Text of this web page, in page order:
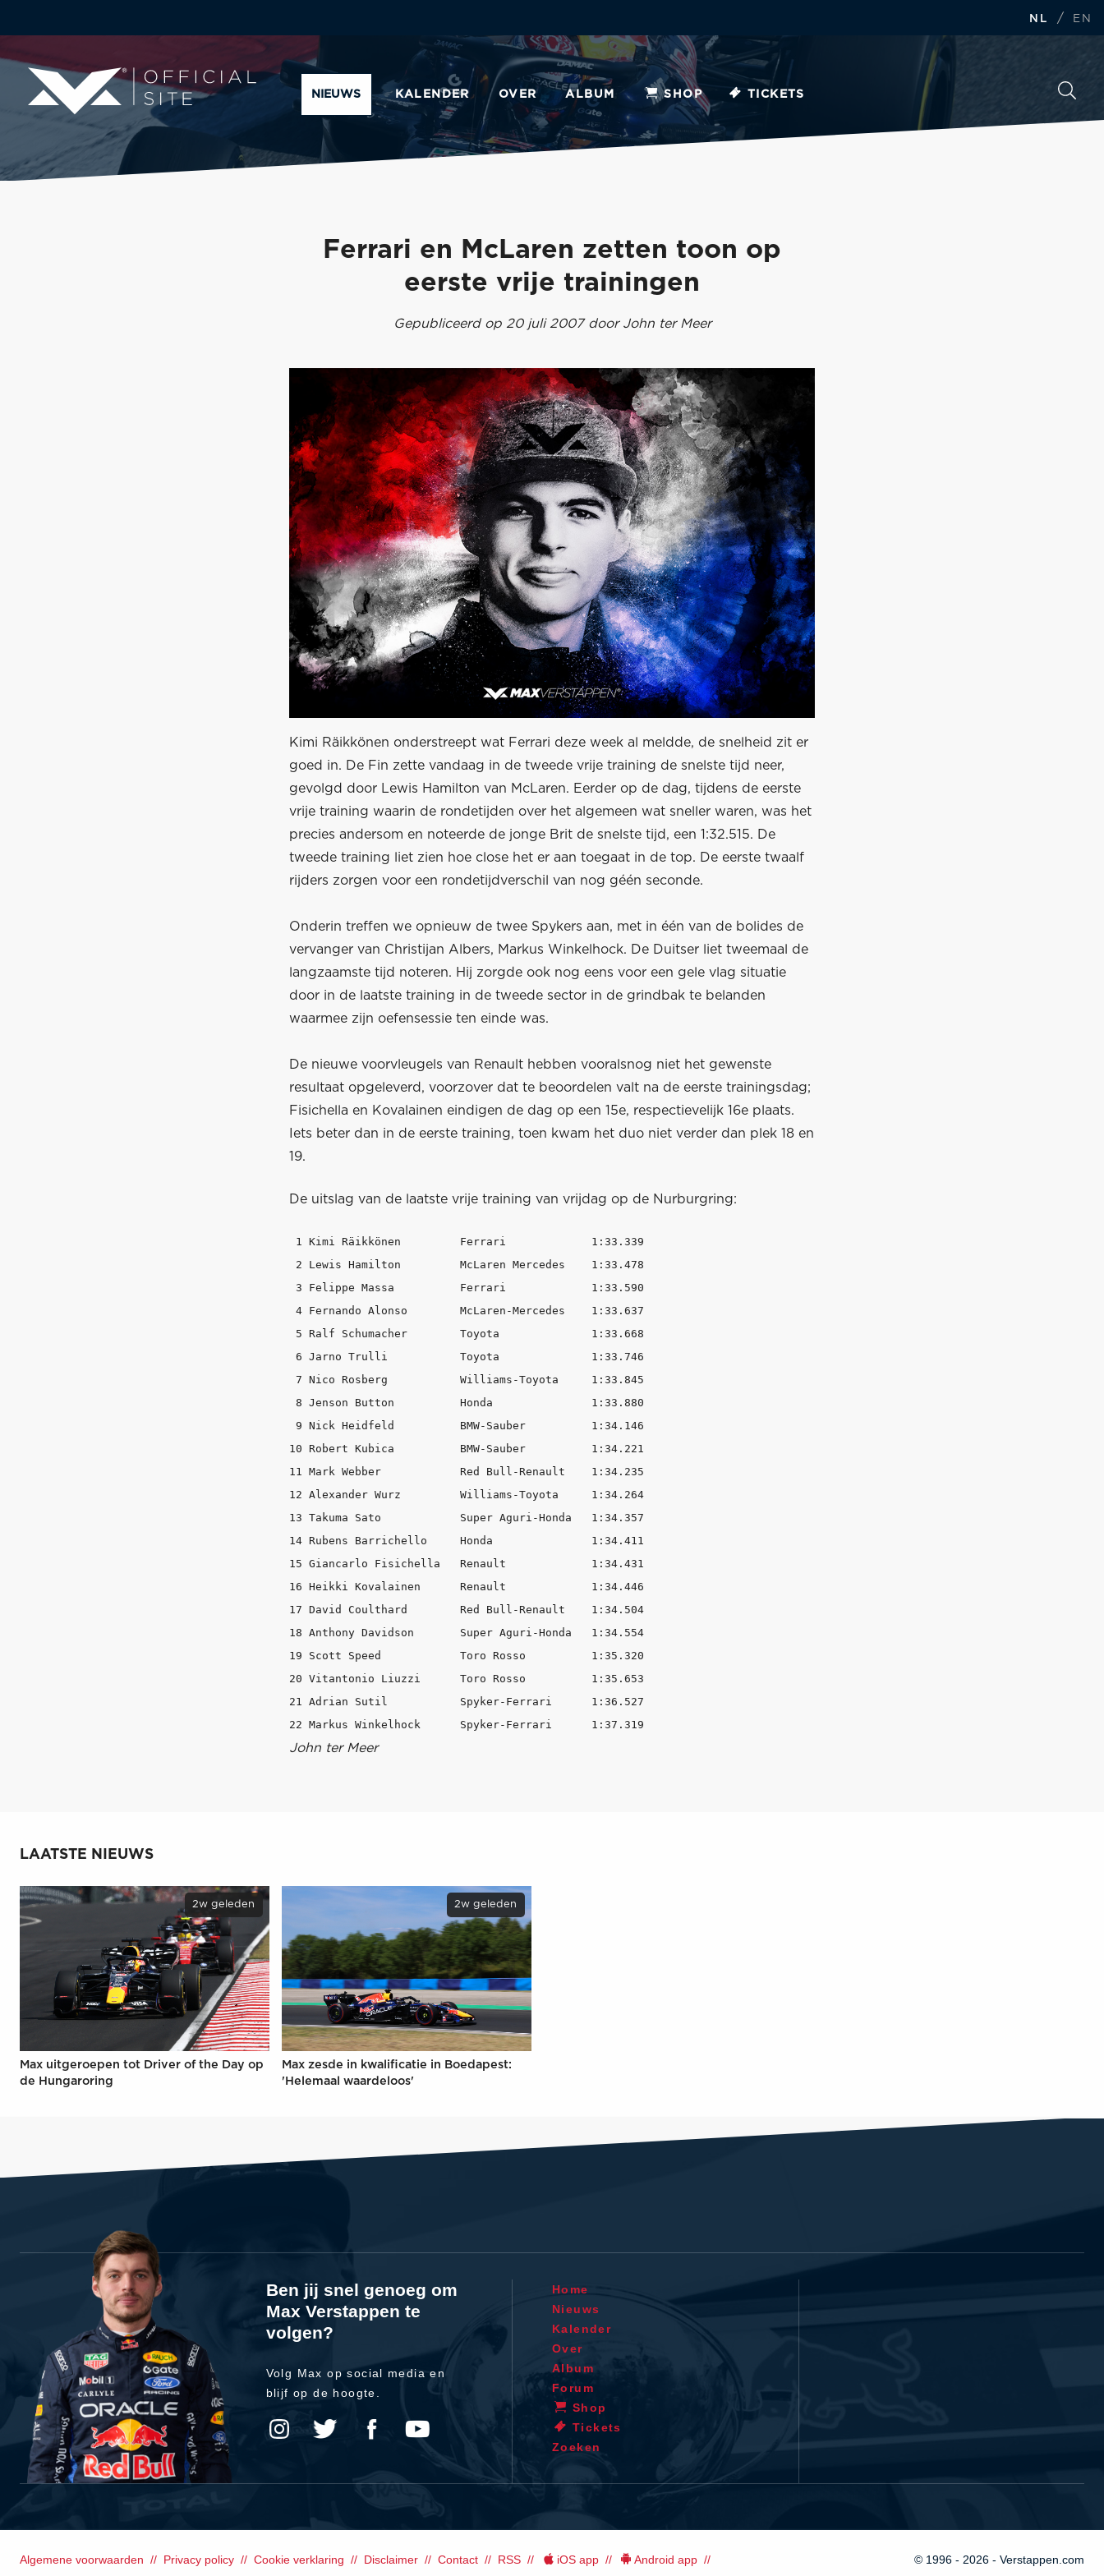
NL / EN
NIEUWS KALENDER OVER ALBUM SHOP TICKETS
Ferrari en McLaren zetten toon op
eerste vrije trainingen
Gepubliceerd op 20 juli 2007 door John ter Meer
Kimi Räikkönen onderstreept wat Ferrari deze week al meldde, de snelheid zit er
goed in. De Fin zette vandaag in de tweede vrije training de snelste tijd neer,
gevolgd door Lewis Hamilton van McLaren. Eerder op de dag, tijdens de eerste
vrije training waarin de rondetijden over het algemeen wat sneller waren, was het
precies andersom en noteerde de jonge Brit de snelste tijd, een 1:32.515. De
tweede training liet zien hoe close het er aan toegaat in de top. De eerste twaalf
rijders zorgen voor een rondetijdverschil van nog géén seconde.
Onderin treffen we opnieuw de twee Spykers aan, met in één van de bolides de
vervanger van Christijan Albers, Markus Winkelhock. De Duitser liet tweemaal de
langzaamste tijd noteren. Hij zorgde ook nog eens voor een gele vlag situatie
door in de laatste training in de tweede sector in de grindbak te belanden
waarmee zijn oefensessie ten einde was.
De nieuwe voorvleugels van Renault hebben vooralsnog niet het gewenste
resultaat opgeleverd, voorzover dat te beoordelen valt na de eerste trainingsdag;
Fisichella en Kovalainen eindigen de dag op een 15e, respectievelijk 16e plaats.
Iets beter dan in de eerste training, toen kwam het duo niet verder dan plek 18 en
19.
De uitslag van de laatste vrije training van vrijdag op de Nurburgring:
1 Kimi Räikkönen         Ferrari             1:33.339
2 Lewis Hamilton         McLaren Mercedes    1:33.478
3 Felippe Massa          Ferrari             1:33.590
4 Fernando Alonso        McLaren-Mercedes    1:33.637
5 Ralf Schumacher        Toyota              1:33.668
6 Jarno Trulli           Toyota              1:33.746
7 Nico Rosberg           Williams-Toyota     1:33.845
8 Jenson Button          Honda               1:33.880
9 Nick Heidfeld          BMW-Sauber          1:34.146
10 Robert Kubica          BMW-Sauber          1:34.221
11 Mark Webber            Red Bull-Renault    1:34.235
12 Alexander Wurz         Williams-Toyota     1:34.264
13 Takuma Sato            Super Aguri-Honda   1:34.357
14 Rubens Barrichello     Honda               1:34.411
15 Giancarlo Fisichella   Renault             1:34.431
16 Heikki Kovalainen      Renault             1:34.446
17 David Coulthard        Red Bull-Renault    1:34.504
18 Anthony Davidson       Super Aguri-Honda   1:34.554
19 Scott Speed            Toro Rosso          1:35.320
20 Vitantonio Liuzzi      Toro Rosso          1:35.653
21 Adrian Sutil           Spyker-Ferrari      1:36.527
John ter Meer
LAATSTE NIEUWS
2w geleden
Max uitgeroepen tot Driver of the Day op
de Hungaroring
2w geleden
Max zesde in kwalificatie in Boedapest:
'Helemaal waardeloos'
Ben jij snel genoeg om
Max Verstappen te
volgen?
Volg Max op social media en
blijf op de hoogte.
Home
Nieuws
Kalender
Over
Album
Forum
Shop
Tickets
Zoeken
Algemene voorwaarden Privacy policy Cookie verklaring Disclaimer Contact RSS iOS app Android app © 1996 - 2026 - Verstappen.com